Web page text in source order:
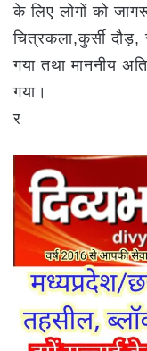
के लिए लोगों को
चित्रकला,कुर्सी दौड़,
गया तथा माननीय
गया।
र